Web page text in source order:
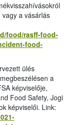
a vásárlás
food/rasff-food-
food-
ülés
a
képviselője,
Food Safety, Jogi
képviselői. Link: